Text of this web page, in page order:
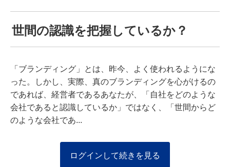
世間の認識を把握しているか？
「ブランディング」とは、昨今、よく使われるようにな
った。しかし、実際、真のブランディングを心がけるの
であれば、経営者であるあなたが、「自社をどのような
会社であると認識しているか」ではなく、「世間からど
のような会社であ...
ログインして続きを見る